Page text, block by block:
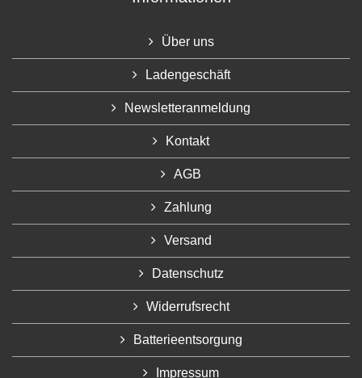
Über uns
Ladengeschäft
Newsletteranmeldung
Kontakt
AGB
Zahlung
Versand
Datenschutz
Widerrufsrecht
Batterieentsorgung
Impressum